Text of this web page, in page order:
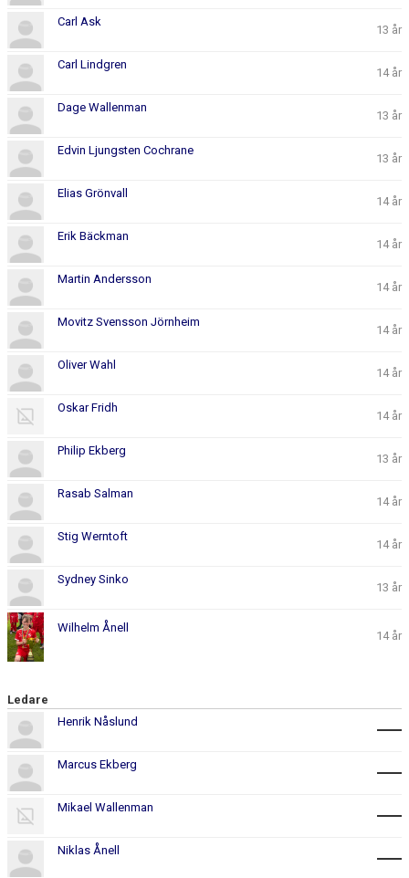
Carl Ask
13 år
Carl Lindgren
14 år
Dage Wallenman
13 år
Edvin Ljungsten Cochrane
13 år
Elias Grönvall
14 år
Erik Bäckman
14 år
Martin Andersson
14 år
Movitz Svensson Jörnheim
14 år
Oliver Wahl
14 år
Oskar Fridh
14 år
Philip Ekberg
13 år
Rasab Salman
14 år
Stig Werntoft
14 år
Sydney Sinko
13 år
Wilhelm Ånell
14 år
Ledare
Henrik Nåslund
Marcus Ekberg
Mikael Wallenman
Niklas Ånell